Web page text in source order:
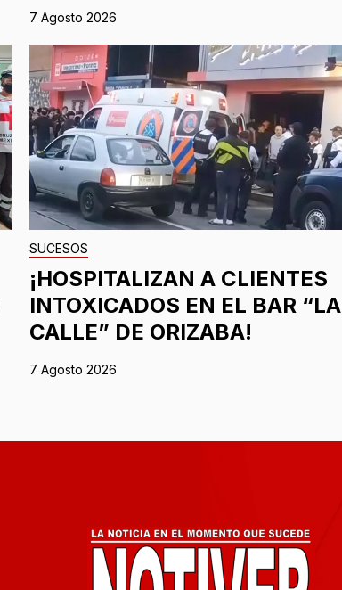
7 Agosto 2026
SUCESOS
¡HOSPITALIZAN A CLIENTES
INTOXICADOS EN EL BAR “LA
CALLE” DE ORIZABA!
7 Agosto 2026